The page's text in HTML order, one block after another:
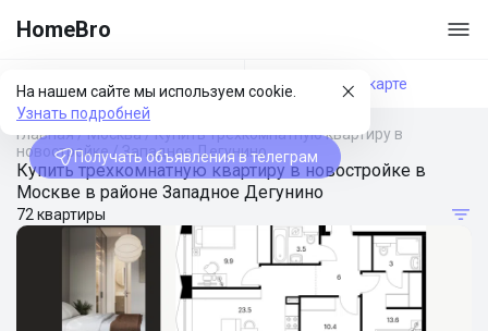
HomeBro
На нашем сайте мы используем cookie.
Узнать подробней
Получать объявления в телеграм
Фильтры На карте
Главная/Москва/Купить трехкомнатную квартиру в
новостройке/Западное Дегунино
Купить трехкомнатную квартиру в новостройке в
Москве в районе Западное Дегунино
72 квартиры